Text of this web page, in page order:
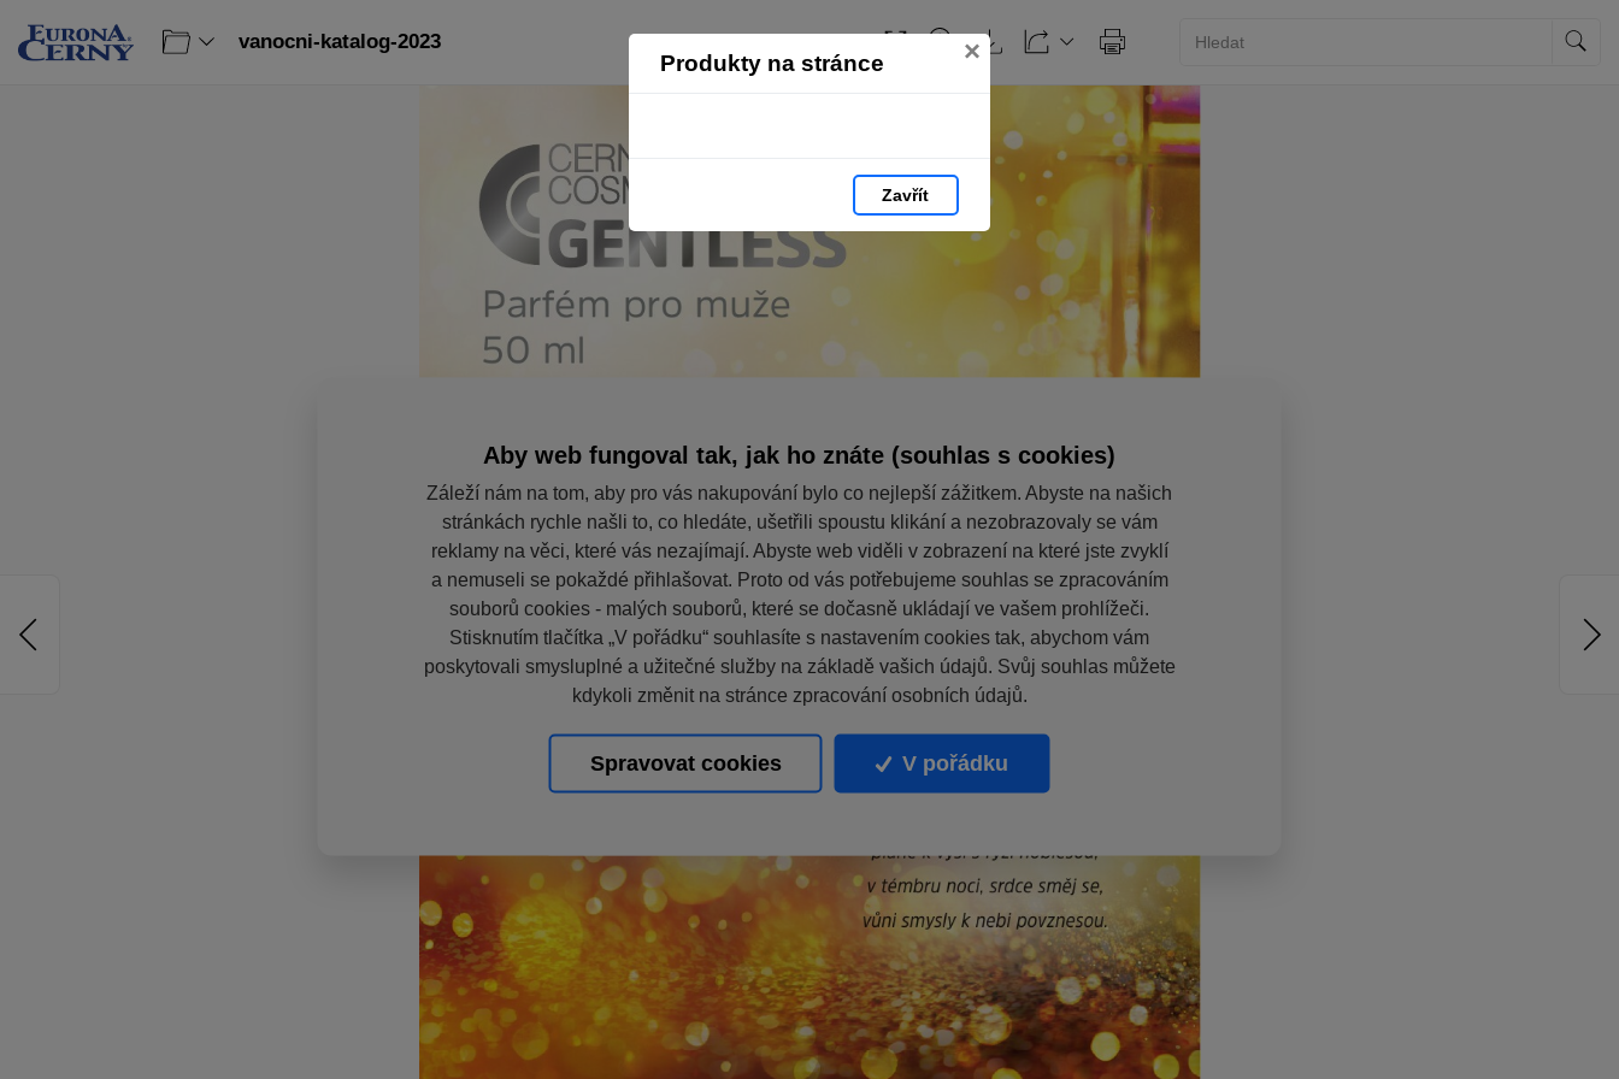
Produkty na stránce ×
Zavřít
vanocni-katalog-2023
Aby web fungoval tak, jak ho znáte (souhlas s cookies)
Záleží nám na tom, aby pro vás nakupování bylo co nejlepší zážitkem. Abyste na našich
stránkách rychle našli to, co hledáte, ušetřili spoustu klikání a nezobrazovaly se vám
reklamy na věci, které vás nezajímají. Abyste web viděli v zobrazení na které jste zvyklí
a nemuseli se pokaždé přihlašovat. Proto od vás potřebujeme souhlas se zpracováním
souborů cookies - malých souborů, které se dočasně ukládají ve vašem prohlížeči.
Stisknutím tlačítka „V pořádku“ souhlasíte s nastavením cookies tak, abychom vám
poskytovali smysluplné a užitečné služby na základě vašich údajů. Svůj souhlas můžete
kdykoli změnit na stránce zpracování osobních údajů.
Spravovat cookies V pořádku